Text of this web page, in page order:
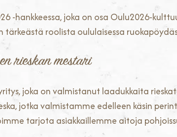
-hankkeessa, joka on osa Oulu2026-
tärkeästä roolista oululaisessa
rieskan mestari
joka on valmistanut laadukkaita
jotka valmistamme edelleen käsin
tarjota asiakkaillemme aitoja